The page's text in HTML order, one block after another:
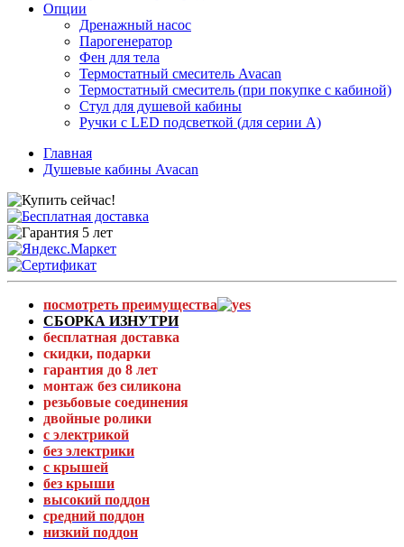
Опции
Дренажный насос
Парогенератор
Фен для тела
Термостатный смеситель Avacan
Термостатный смеситель (при покупке с кабиной)
Стул для душевой кабины
Ручки с LED подсветкой (для серии A)
Главная
Душевые кабины Avacan
посмотреть преимущества
СБОРКА ИЗНУТРИ
бесплатная доставка
скидки, подарки
гарантия до 8 лет
монтаж без силикона
резьбовые соединения
двойные ролики
с электрикой
без электрики
с крышей
без крыши
высокий поддон
средний поддон
низкий поддон